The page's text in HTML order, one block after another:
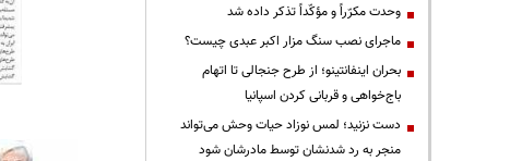
وحدت مکرّراً و مؤکّداً تذکر داده شد
ماجرای نصب سنگ مزار اکبر عبدی چیست؟
بحران اینفانتینو؛ از طرح جنجالی تا اتهام
باج‌خواهی و قربانی کردن اسپانیا
دست نزنید؛ لمس نوزاد حیات وحش می‌تواند
منجر به رد شدنشان توسط مادرشان شود